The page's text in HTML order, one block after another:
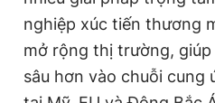
nghiệp xúc tiến thương
mở rộng thị trường,
sâu hơn vào chuỗi cung